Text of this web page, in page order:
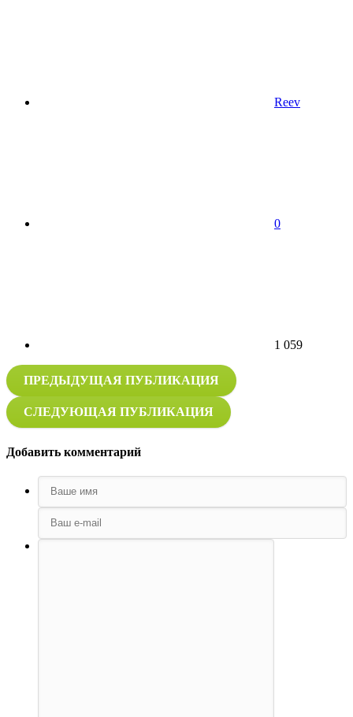
Reev
0
1 059
ПРЕДЫДУЩАЯ ПУБЛИКАЦИЯ
СЛЕДУЮЩАЯ ПУБЛИКАЦИЯ
Добавить комментарий